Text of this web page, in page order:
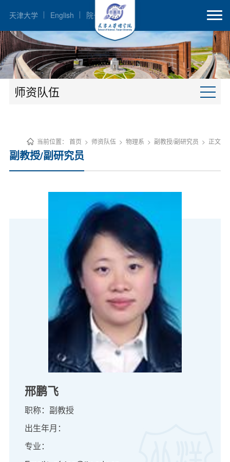
天津大学 English 院长邮箱
师资队伍
当前位置：首页 > 师资队伍 >物理系 >副教授/副研究员 > 正文
副教授/副研究员
邢鹏飞
职称：副教授
出生年月：
专业：